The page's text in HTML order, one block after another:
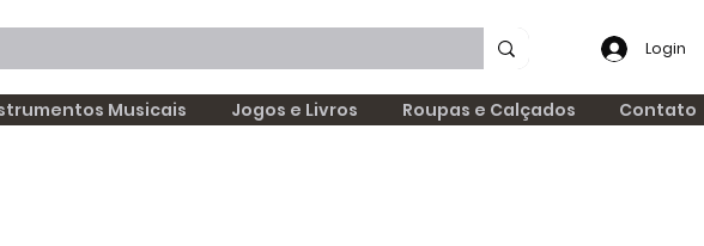
Login
Musicais Jogos e Livros Roupas e Calçados Contato